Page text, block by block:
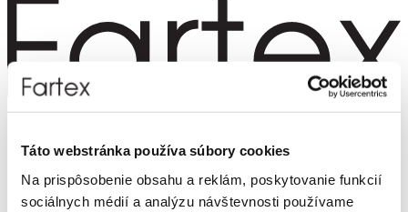
Táto webstránka používa súbory cookies
Na prispôsobenie obsahu a reklám, poskytovanie funkcií
sociálnych médií a analýzu návštevnosti používame
Dámska móda
Pánska móda
Doplnky
Výpredaj